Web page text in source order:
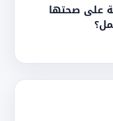
على صحتها